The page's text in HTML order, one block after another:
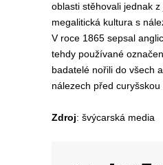
oblasti stěhovali jednak
megalitická kultura s
V roce 1865 sepsal
tehdy používané
badatelé nořili do všech
nálezech před
Zdroj: švýcarská media